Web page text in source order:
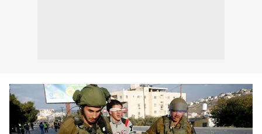
için Ayarlar butonuna tıklayabilir,Çerez Bilgilendirme
Metnimiziziyaret edebilirsiniz.
6698 sayılı Kişisel Verilerin Korunması Kanunu uyarınca